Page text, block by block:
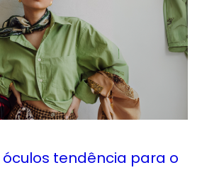
óculos tendência para o